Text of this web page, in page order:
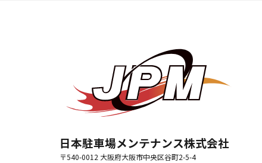
日本駐車場メンテナンス株式会社
〒540-0012 大阪府大阪市中央区谷町2-5-4